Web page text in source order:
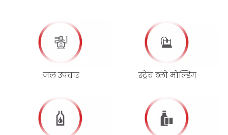
जल उपचार स्ट्रेच ब्लो मोल्डिंग